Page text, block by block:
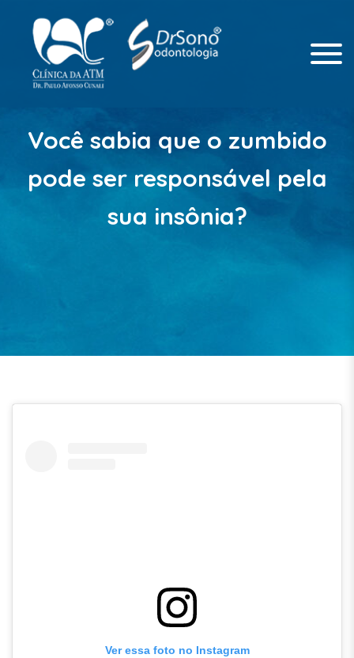
Você sabia que o zumbido
pode ser responsável pela
sua insônia?
Ver essa foto no Instagram